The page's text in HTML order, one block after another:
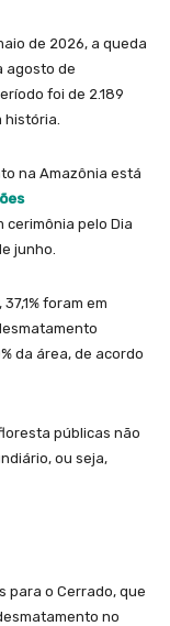
de 2026, a queda
agosto de
foi de 2.189
na Amazônia está
pelo Dia
junho.
foram em
da área, de acordo
públicas não
ou seja,
para o Cerrado, que
no